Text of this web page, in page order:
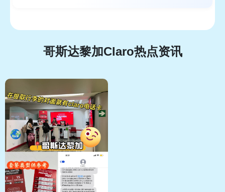
哥斯达黎加Claro热点资讯